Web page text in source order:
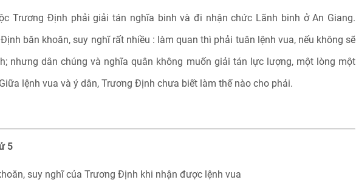
Trương Định phải giải tán nghĩa binh và đi nhận chức Lãnh binh ở An Giang.
băn khoăn, suy nghĩ rất nhiều : làm quan thì phải tuân lệnh vua, nếu không sẽ
nhưng dân chúng và nghĩa quân không muốn giải tán lực lượng, một lòng một
lệnh vua và ý dân, Trương Định chưa biết làm thế nào cho phải.
5
suy nghĩ của Trương Định khi nhận được lệnh vua